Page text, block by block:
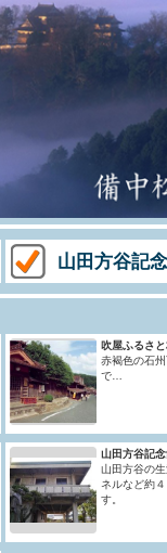
山田方谷記
吹屋ふるさ
赤褐色の石
で…
山田方谷記
山田方谷の
ネルなど約
す。